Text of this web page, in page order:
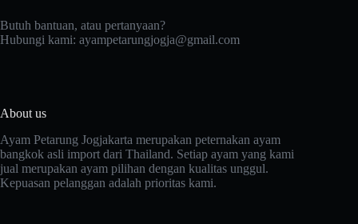
Butuh bantuan, atau pertanyaan?
Hubungi kami: ayampetarungjogja@gmail.com
About us
Ayam Petarung Jogjakarta merupakan peternakan ayam
bangkok asli import dari Thailand. Setiap ayam yang kami
jual merupakan ayam pilihan dengan kualitas unggul.
Kepuasan pelanggan adalah prioritas kami.